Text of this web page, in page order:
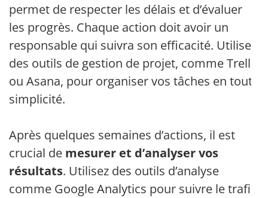
permet de respecter les délais et d’évaluer
les progrès. Chaque action doit avoir un
responsable qui suivra son efficacité. Utilisez
des outils de gestion de projet, comme Trello
ou Asana, pour organiser vos tâches en toute
simplicité.
Après quelques semaines d’actions, il est
crucial de mesurer et d’analyser vos
résultats. Utilisez des outils d’analyse
comme Google Analytics pour suivre le trafic